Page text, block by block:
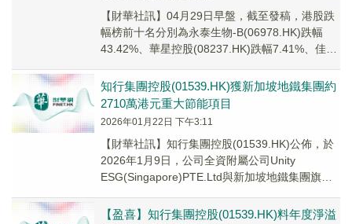
【財華社訊】04月29日早盤，截至發稿，港股跌
幅榜前十名分別為永泰生物-B(06978.HK)跌幅
43.42%、華星控股(08237.HK)跌幅7.41%、佳源
知行集團控股(01539.HK)獲新加坡地鐵集團約
2710萬港元重大節能項目
2026年01月22日 下午3:11
【財華社訊】知行集團控股(01539.HK)公佈，於
2026年1月9日，公司全資附屬公司Unity
ESG(Singapore)PTE.Ltd與新加坡地鐵集團旗下
【盈喜】知行集團控股(01539.HK)料年度淨溢